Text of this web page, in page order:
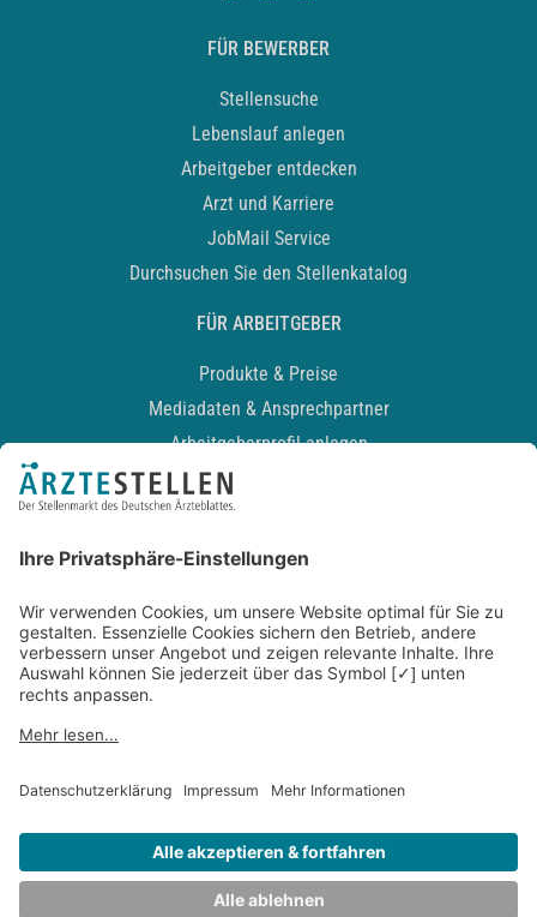
FÜR BEWERBER
Stellensuche
Lebenslauf anlegen
Arbeitgeber entdecken
Arzt und Karriere
JobMail Service
Durchsuchen Sie den Stellenkatalog
FÜR ARBEITGEBER
Produkte & Preise
Mediadaten & Ansprechpartner
Arbeitgeberprofil anlegen
Recruiting-Podcast
Kontakt
Datenschutz
Newsletter